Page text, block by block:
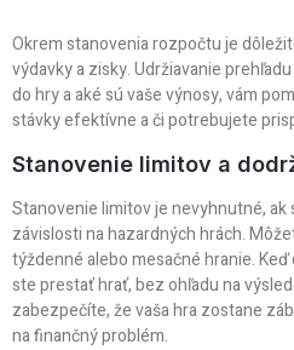
Okrem stanovenia rozpočtu je
výdavky a zisky. Udržiavanie
do hry a aké sú vaše výnosy, vám
stávky efektívne a či potrebujete
Stanovenie limitov a
Stanovenie limitov je nevyhnutné,
závislosti na hazardných hrách.
týždenné alebo mesačné hranie.
ste prestať hrať, bez ohľadu na
zabezpečíte, že vaša hra zostane
na finančný problém.